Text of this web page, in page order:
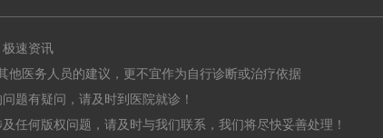
极速资讯
他医务人员的建议，更不宜作为自行诊断或治疗依据
题有疑问，请及时到医院就诊！
任何版权问题，请及时与我们联系，我们将尽快妥善处理！